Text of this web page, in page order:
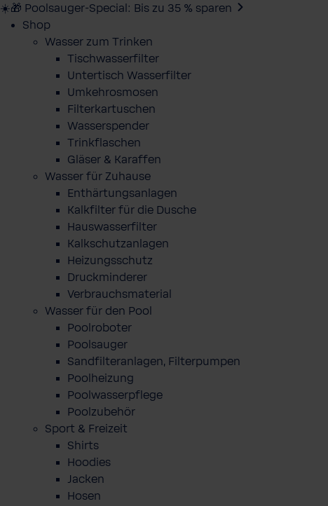
☀️🎁 Poolsauger-Special: Bis zu 35 % sparen
Shop
Wasser zum Trinken
Tischwasserfilter
Untertisch Wasserfilter
Umkehrosmosen
Filterkartuschen
Wasserspender
Trinkflaschen
Gläser & Karaffen
Wasser für Zuhause
Enthärtungsanlagen
Kalkfilter für die Dusche
Hauswasserfilter
Kalkschutzanlagen
Heizungsschutz
Druckminderer
Verbrauchsmaterial
Wasser für den Pool
Poolroboter
Poolsauger
Sandfilteranlagen, Filterpumpen
Poolheizung
Poolwasserpflege
Poolzubehör
Sport & Freizeit
Shirts
Hoodies
Jacken
Hosen